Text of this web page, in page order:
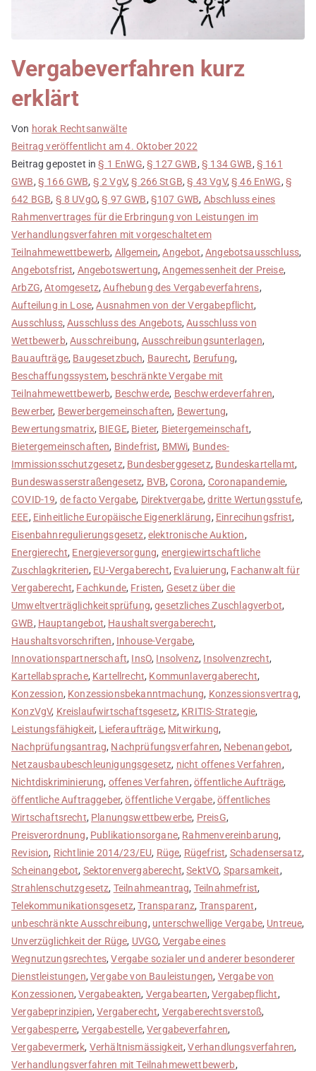
Vergabeverfahren kurz
erklärt
Von horak Rechtsanwälte
Beitrag veröffentlicht am4. Oktober 2022
Beitrag gepostet in§ 1 EnWG,§ 127 GWB, § 134 GWB, § 161
GWB, § 166 GWB, § 2 VgV,§ 266 StGB,§ 43 VgV,§ 46 EnWG, §
642 BGB, § 8 UVgO,§ 97 GWB, §107 GWB, Abschluss eines
Rahmenvertrages für die Erbringung von Leistungen im
Verhandlungsverfahren mit vorgeschaltetem
Teilnahmewettbewerb, Allgemein,Angebot, Angebotsausschluss,
Angebotsfrist, Angebotswertung,Angemessenheit der Preise,
ArbZG,Atomgesetz,Aufhebung des Vergabeverfahrens,
Aufteilung in Lose,Ausnahmen von der Vergabepflicht,
Ausschluss,Ausschluss des Angebots,Ausschluss von
Wettbewerb,Ausschreibung, Ausschreibungsunterlagen,
Bauaufträge, Baugesetzbuch, Baurecht, Berufung,
Beschaffungssystem, beschränkte Vergabe mit
Teilnahmewettbewerb, Beschwerde, Beschwerdeverfahren,
Bewerber, Bewerbergemeinschaften, Bewertung,
Bewertungsmatrix, BIEGE, Bieter, Bietergemeinschaft,
Bietergemeinschaften, Bindefrist, BMWi, Bundes-
Immissionsschutzgesetz, Bundesberggesetz, Bundeskartellamt,
Bundeswasserstraßengesetz, BVB,Corona, Coronapandemie,
COVID-19, de facto Vergabe, Direktvergabe,dritte Wertungsstufe,
EEE, Einheitliche Europäische Eigenerklärung, Einrecihungsfrist,
Eisenbahnregulierungsgesetz, elektronische Auktion,
Energierecht, Energieversorgung, energiewirtschaftliche
Zuschlagkriterien, EU-Vergaberecht, Evaluierung, Fachanwalt für
Vergaberecht, Fachkunde, Fristen, Gesetz über die
Umweltverträglichkeitsprüfung,gesetzliches Zuschlagverbot,
GWB, Hauptangebot, Haushaltsvergaberecht,
Haushaltsvorschriften, Inhouse-Vergabe,
Innovationspartnerschaft, InsO, Insolvenz, Insolvenzrecht,
Kartellabsprache, Kartellrecht, Kommunlavergaberecht,
Konzession, Konzessionsbekanntmachung, Konzessionsvertrag,
KonzVgV, Kreislaufwirtschaftsgesetz, KRITIS-Strategie,
Leistungsfähigkeit, Lieferaufträge, Mitwirkung,
Nachprüfungsantrag, Nachprüfungsverfahren, Nebenangebot,
Netzausbaubeschleunigungsgesetz, nicht offenes Verfahren,
Nichtdiskriminierung, offenes Verfahren, öffentliche Aufträge,
öffentliche Auftraggeber,öffentliche Vergabe,öffentliches
Wirtschaftsrecht, Planungswettbewerbe, PreisG,
Preisverordnung, Publikationsorgane, Rahmenvereinbarung,
Revision, Richtlinie 2014/23/EU, Rüge, Rügefrist, Schadensersatz,
Scheinangebot, Sektorenvergaberecht,SektVO, Sparsamkeit,
Strahlenschutzgesetz, Teilnahmeantrag, Teilnahmefrist,
Telekommunikationsgesetz,Transparanz, Transparent,
unbeschränkte Ausschreibung, unterschwellige Vergabe, Untreue,
Unverzüglichkeit der Rüge, UVGO, Vergabe eines
Wegnutzungsrechtes,Vergabe sozialer und anderer besonderer
Dienstleistungen,Vergabe von Bauleistungen, Vergabe von
Konzessionen,Vergabeakten, Vergabearten,Vergabepflicht,
Vergabeprinzipien,Vergaberecht, Vergaberechtsverstoß,
Vergabesperre, Vergabestelle,Vergabeverfahren,
Vergabevermerk, Verhältnismässigkeit,Verhandlungsverfahren,
Verhandlungsverfahren mit Teilnahmewettbewerb,